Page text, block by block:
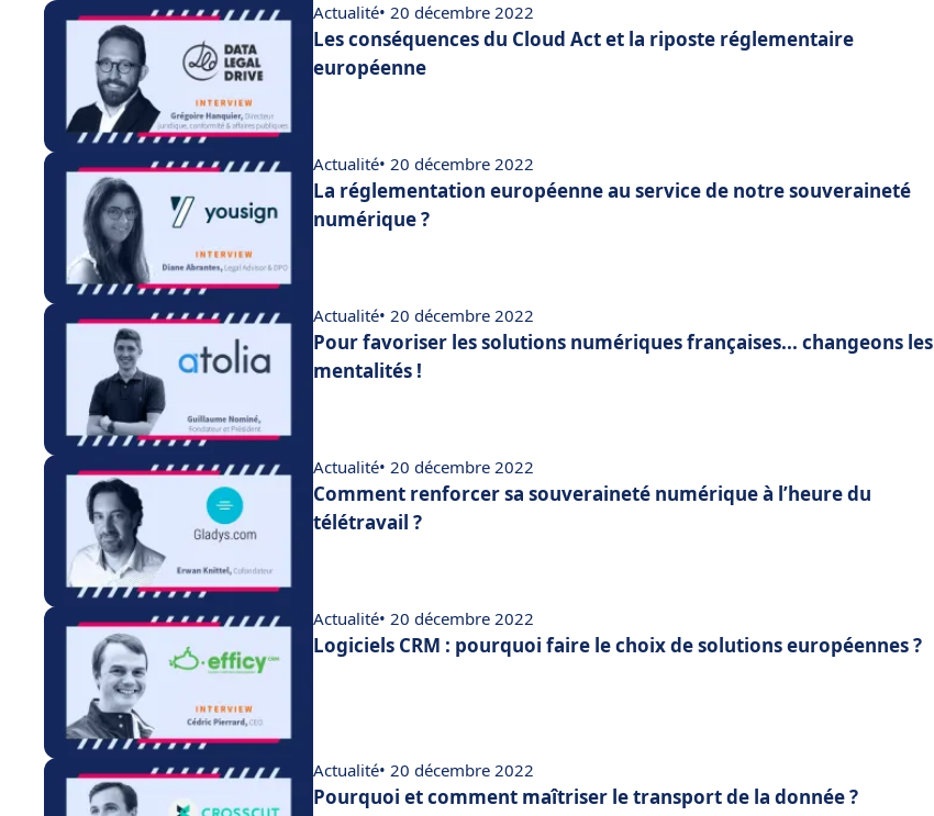
Actualité• 20 décembre 2022
Les conséquences du Cloud Act et la riposte réglementaire
européenne
Actualité• 20 décembre 2022
La réglementation européenne au service de notre souveraineté
numérique ?
Actualité• 20 décembre 2022
Pour favoriser les solutions numériques françaises... changeons les
mentalités !
Actualité• 20 décembre 2022
Comment renforcer sa souveraineté numérique à l’heure du
télétravail ?
Actualité• 20 décembre 2022
Logiciels CRM : pourquoi faire le choix de solutions européennes ?
Actualité• 20 décembre 2022
Pourquoi et comment maîtriser le transport de la donnée ?